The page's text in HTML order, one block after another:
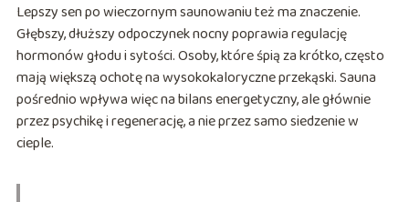
Lepszy sen po wieczornym saunowaniu też ma znaczenie.
Głębszy, dłuższy odpoczynek nocny poprawia regulację
hormonów głodu i sytości. Osoby, które śpią za krótko, często
mają większą ochotę na wysokokaloryczne przekąski. Sauna
pośrednio wpływa więc na bilans energetyczny, ale głównie
przez psychikę i regenerację, a nie przez samo siedzenie w
cieple.